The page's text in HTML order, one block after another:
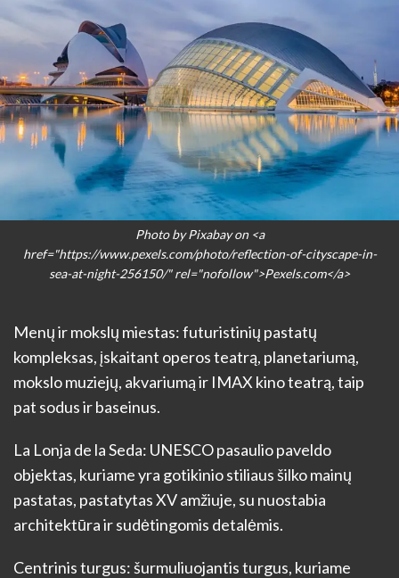
Photo by Pixabay on <a
href="https://www.pexels.com/photo/reflection-of-cityscape-in-
sea-at-night-256150/" rel="nofollow">Pexels.com</a>
Menų ir mokslų miestas: futuristinių pastatų
kompleksas, įskaitant operos teatrą, planetariumą,
mokslo muziejų, akvariumą ir IMAX kino teatrą, taip
pat sodus ir baseinus.
La Lonja de la Seda: UNESCO pasaulio paveldo
objektas, kuriame yra gotikinio stiliaus šilko mainų
pastatas, pastatytas XV amžiuje, su nuostabia
architektūra ir sudėtingomis detalėmis.
Centrinis turgus: šurmuliuojantis turgus, kuriame